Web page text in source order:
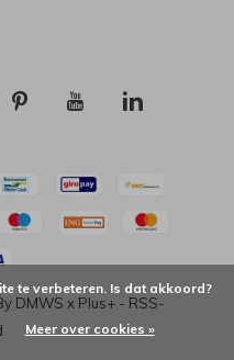
DMWS x Plus+ - RSS-
te verbeteren. Is dat akkoord?
Meer over cookies »